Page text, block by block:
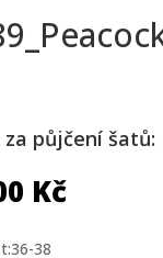
za půjčení šatů:
Kč
38